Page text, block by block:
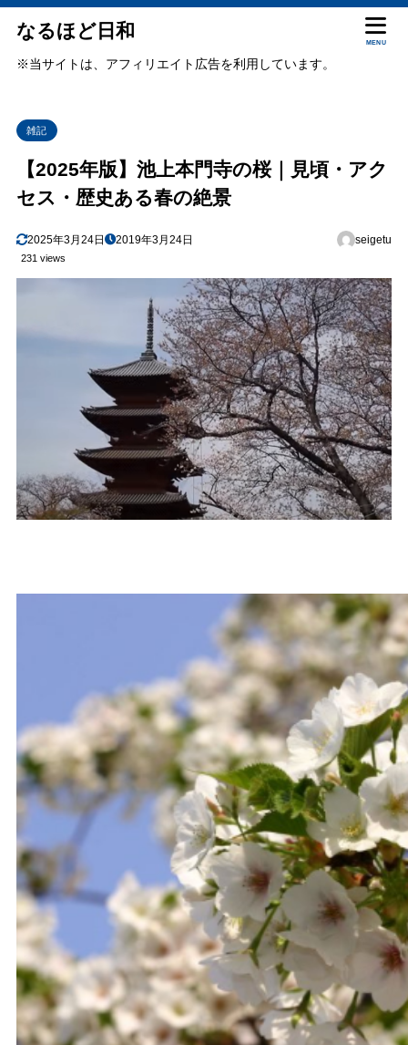
なるほど日和
MENU
※当サイトは、アフィリエイト広告を利用しています。
雑記
【2025年版】池上本門寺の桜｜見頃・アク
セス・歴史ある春の絶景
2025年3月24日 2019年3月24日 seigetu
231 views